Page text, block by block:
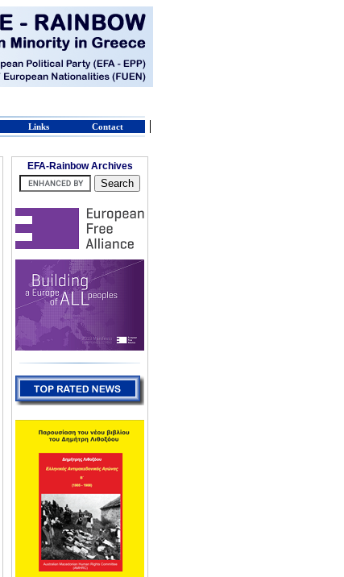
Links Contact
EFA-Rainbow Archives